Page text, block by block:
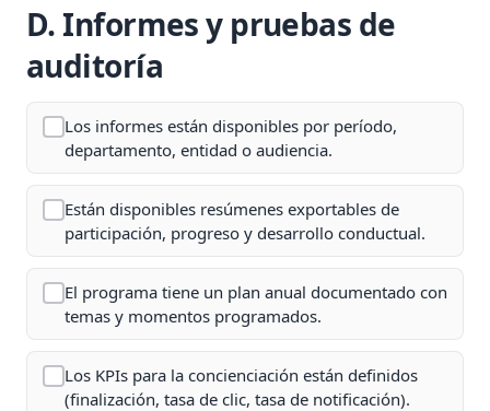
D. Informes y pruebas de
auditoría
Los informes están disponibles por período,
departamento, entidad o audiencia.
Están disponibles resúmenes exportables de
participación, progreso y desarrollo conductual.
El programa tiene un plan anual documentado con
temas y momentos programados.
Los KPIs para la concienciación están definidos
(finalización, tasa de clic, tasa de notificación).